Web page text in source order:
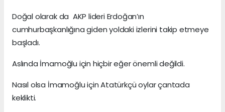
Doğal olarak da AKP lideri Erdoğan’ın
cumhurbaşkanlığına giden yoldaki izlerini takip etmeye
başladı.
Aslında İmamoğlu için hiçbir eğer önemli değildi.
Nasıl olsa İmamoğlu için Atatürkçü oylar çantada
keklikti.